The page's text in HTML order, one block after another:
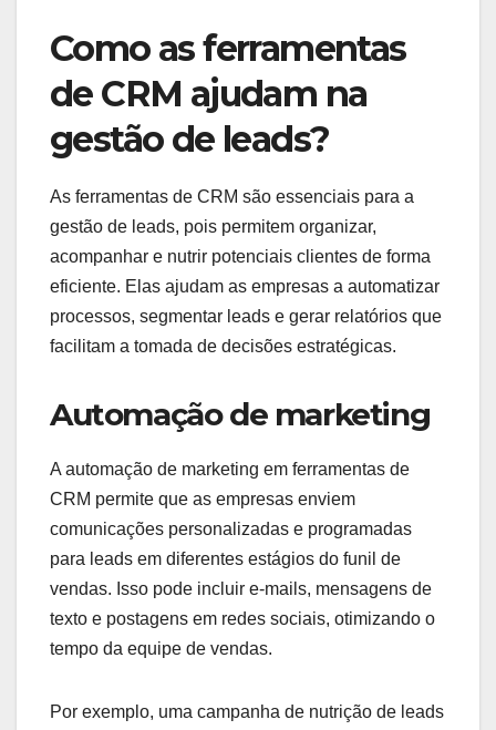
Como as ferramentas
de CRM ajudam na
gestão de leads?
As ferramentas de CRM são essenciais para a
gestão de leads, pois permitem organizar,
acompanhar e nutrir potenciais clientes de forma
eficiente. Elas ajudam as empresas a automatizar
processos, segmentar leads e gerar relatórios que
facilitam a tomada de decisões estratégicas.
Automação de marketing
A automação de marketing em ferramentas de
CRM permite que as empresas enviem
comunicações personalizadas e programadas
para leads em diferentes estágios do funil de
vendas. Isso pode incluir e-mails, mensagens de
texto e postagens em redes sociais, otimizando o
tempo da equipe de vendas.
Por exemplo, uma campanha de nutrição de leads